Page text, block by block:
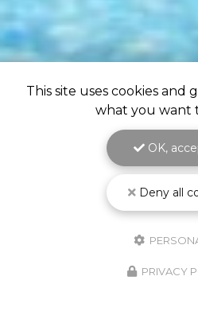
This site uses cookies and
what you want
OK,
Deny all
PRIVACY